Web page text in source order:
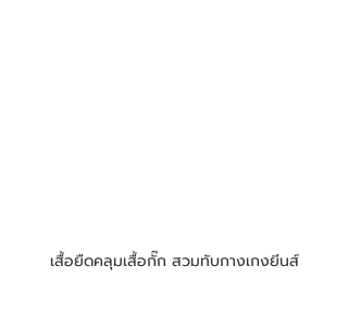
เสื้อยืดคลุมเสื้อกั๊ก สวมทับกางเกงยีนส์